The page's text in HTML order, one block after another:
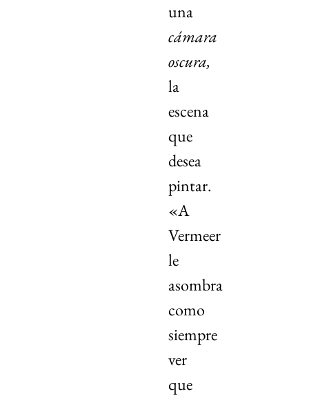
una
cámara
oscura,
la
escena
que
desea
pintar.
«A
Vermeer
le
asombra
como
siempre
ver
que